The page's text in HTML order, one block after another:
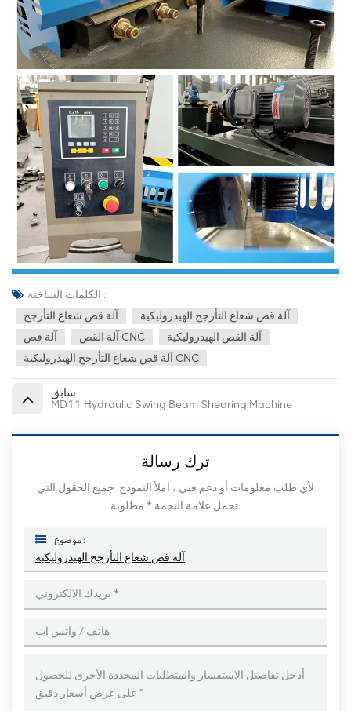
الكلمات الساخنة :
آلة قص شعاع التأرجح
آلة قص شعاع التأرجح الهيدروليكية
آلة قص
آلة القص CNC
آلة القص الهيدروليكية
آلة قص شعاع التأرجح الهيدروليكية CNC
سابق
MD11 Hydraulic Swing Beam Shearing Machine
ترك رسالة
لأي طلب معلومات أو دعم فني ، املأ النموذج. جميع الحقول التي
تحمل علامة النجمة * مطلوبة.
موضوع :
آلة قص شعاع التأرجح الهيدروليكية